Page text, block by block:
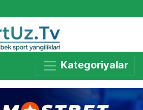
Kategoriyalar